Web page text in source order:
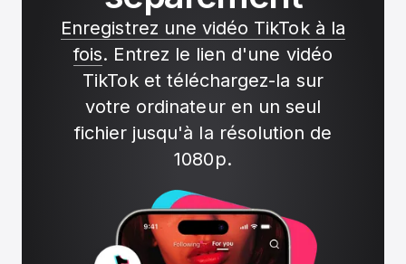
Enregistrez une vidéo TikTok à la
fois. Entrez le lien d'une vidéo
TikTok et téléchargez-la sur
votre ordinateur en un seul
fichier jusqu'à la résolution de
1080p.